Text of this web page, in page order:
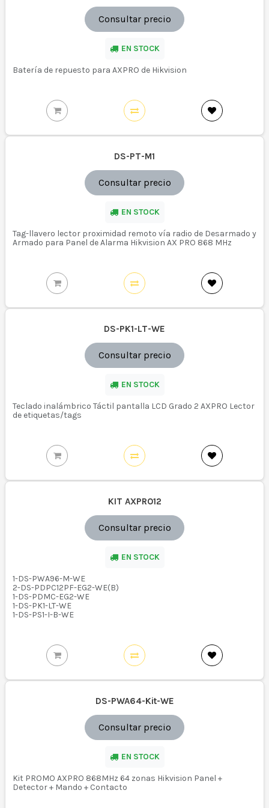
Consultar precio
EN STOCK
Batería de repuesto para AXPRO de Hikvision
DS-PT-M1
Consultar precio
EN STOCK
Tag-llavero lector proximidad remoto vía radio de Desarmado y
Armado para Panel de Alarma Hikvision AX PRO 868 MHz
DS-PK1-LT-WE
Consultar precio
EN STOCK
Teclado inalámbrico Táctil pantalla LCD Grado 2 AXPRO Lector
de etiquetas/tags
KIT AXPRO12
Consultar precio
EN STOCK
1-DS-PWA96-M-WE
2-DS-PDPC12PF-EG2-WE(B)
1-DS-PDMC-EG2-WE
1-DS-PK1-LT-WE
1-DS-PS1-I-B-WE
DS-PWA64-Kit-WE
Consultar precio
EN STOCK
Kit PROMO AXPRO 868MHz 64 zonas Hikvision Panel +
Detector + Mando + Contacto